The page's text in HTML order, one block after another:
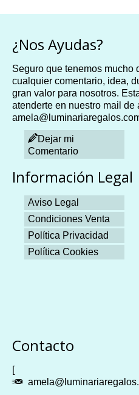
¿Nos Ayudas?
Seguro que tenemos mucho
cualquier comentario, idea,
gran valor para nosotros.
atenderte en nuestro mail de
Dejar mi
Comentario
Información Legal
Aviso Legal
Condiciones Venta
Política Privacidad
Política Cookies
Contacto
[